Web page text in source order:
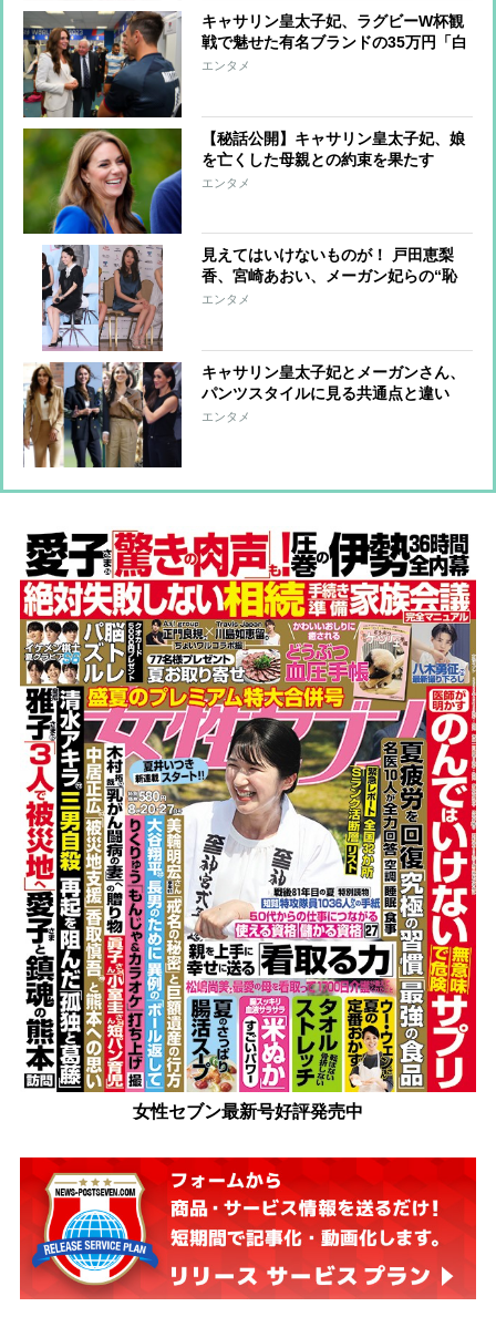
キャサリン皇太子妃、ラグビーW杯観
戦で魅せた有名ブランドの35万円「白
パンツスーツ」姿
エンタメ
【秘話公開】キャサリン皇太子妃、娘
を亡くした母親との約束を果たす
「星形のイヤリング」に込められた思
エンタメ
見えてはいけないものが！ 戸田恵梨
香、宮崎あおい、メーガン妃らの“恥
ずかしい”写真
エンタメ
キャサリン皇太子妃とメーガンさん、
パンツスタイルに見る共通点と違い
「パンツスーツ」「スキニー」「ワイ
エンタメ
女性セブン最新号好評発売中